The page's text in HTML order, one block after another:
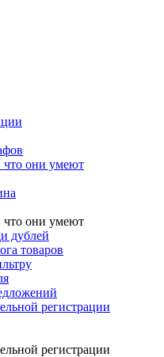
что они умеют
что они умеют
дублей
товаров
регистрации
регистрации